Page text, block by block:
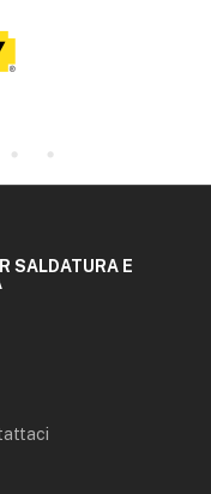
SALDATURA E